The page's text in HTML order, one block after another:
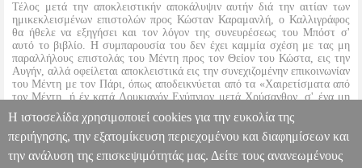
Τέλος μετά την αποκλειστικήν αποκάλυψιν αυτήν διά την αιτίαν των
ημικεκλεισμένων επιστολών προς Κώσταν Καραμανλή, ο Καλλιγράφος
θα ήθελε να εξηγήσει και τον λόγον της συνευρέσεως του Μπόστ σ'
αυτό το βιβλίο. Η συμπαρουσία του δεν έχει καμμία σχέση με τας μη
παραλλήλους επιστολάς του Μέντη προς τον Θείον του Κώστα, εις την
Αυγήν, αλλά οφείλεται αποκλειστικά εις την συνεχιζομένην επικοινωνίαν
του Μέντη με τον Πάρι, όπως αποδεικνύεται από τα «Χαιρετίσματα από
τον Μέντη, ή έν κατά Λουκιανόν Ενύπνιον μετά Χρύσανθον, σ' ένα μη
Πλατωνικόν Συμπόσιον» εκδοθέν το 2006 από τις εκδόσεις του «’λλου
Κόσμου». Τα κείμενα άλλωστε του Μπόστ είναι πάντοτε επίκαιρα.
ΤΙΣ ΠΤΥΕΙ; BKS.0045013 BKS.0045013 ΤΑΚΟΠΟΥΛΟΣ ΠΑΡΙΣ
Η ιστοσελίδα χρησιμοποιεί cookies για την ευκολία της
περιήγησης, την εξατομίκευση περιεχομένου και διαφημίσεων και
την ανάλυση της επισκεψιμότητάς μας. Δείτε τους ανανεωμένους